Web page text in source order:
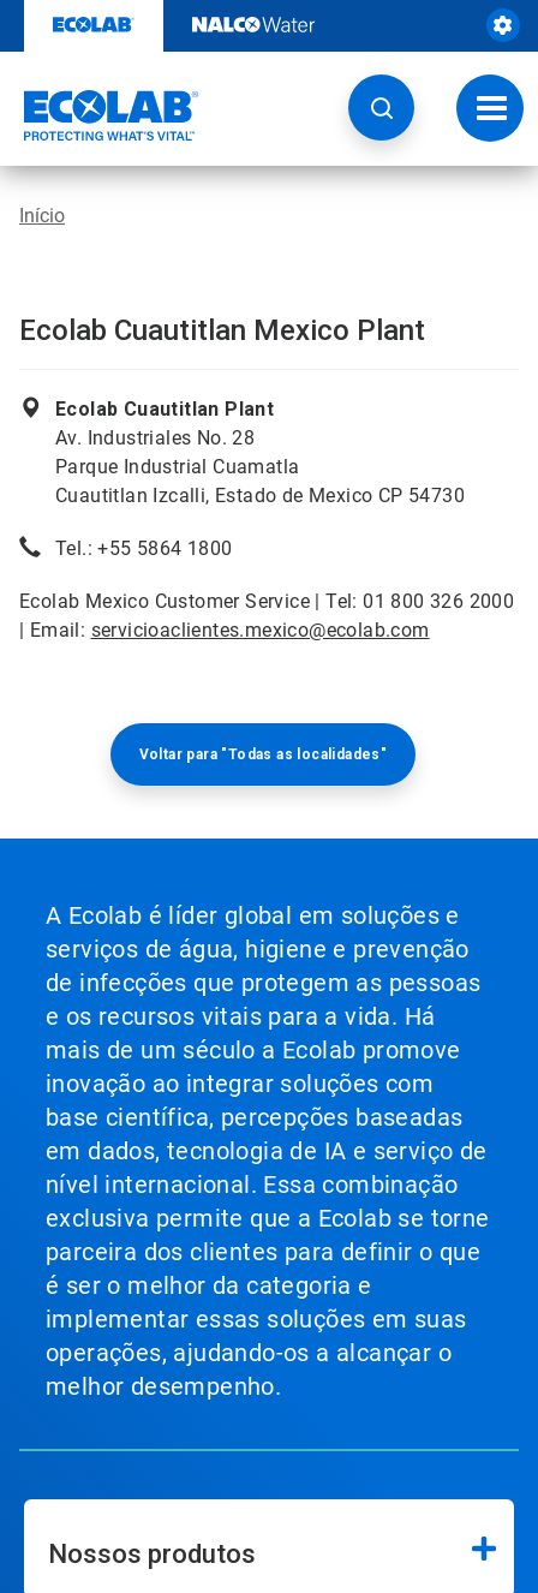
o
Início
Ecolab Cuautitlan Mexico Plant
Ecolab Cuautitlan Plant
Av. Industriales No. 28
Parque Industrial Cuamatla
Cuautitlan Izcalli, Estado de Mexico CP 54730
Tel.: +55 5864 1800
Ecolab Mexico Customer Service | Tel: 01 800 326 2000
| Email: servicioaclientes.mexico@ecolab.com
Voltar para "Todas as localidades"
A Ecolab é líder global em soluções e
serviços de água, higiene e prevenção
de infecções que protegem as pessoas
e os recursos vitais para a vida. Há
mais de um século a Ecolab promove
inovação ao integrar soluções com
base científica, percepções baseadas
em dados, tecnologia de IA e serviço de
nível internacional. Essa combinação
exclusiva permite que a Ecolab se torne
parceira dos clientes para definir o que
é ser o melhor da categoria e
implementar essas soluções em suas
operações, ajudando-os a alcançar o
melhor desempenho.
Nossos produtos